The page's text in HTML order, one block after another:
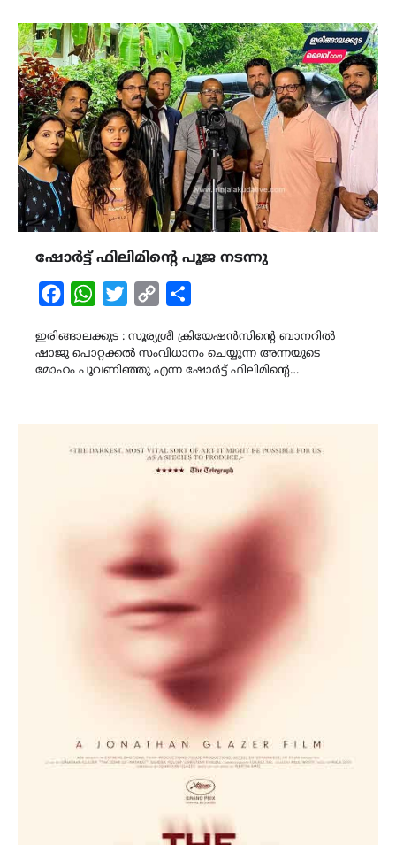
ഷോർട്ട് ഫിലിമിന്റെ പൂജ നടന്നു
FacebookWhatsAppTwitterCopy
ഇരിങ്ങാലക്കുട : സൂര്യശ്രീ ക്രിയേഷൻസിന്റെ ബാനറിൽ
ഷാജു പൊറ്റക്കൽ സംവിധാനം ചെയ്യുന്ന അന്നയുടെ
മോഹം പൂവണിഞ്ഞു എന്ന ഷോർട്ട് ഫിലിമിന്റെ…